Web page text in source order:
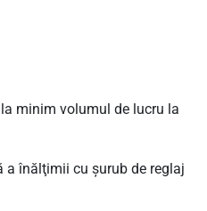
minim volumul de lucru la
a înălţimii cu şurub de reglaj